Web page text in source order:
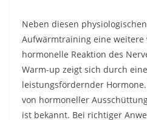
Neben diesen
Aufwärmtraining eine weitere
hormonelle Reaktion des
Warm-up zeigt sich durch
leistungsfördernder
von hormoneller
ist bekannt. Bei richtiger